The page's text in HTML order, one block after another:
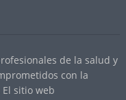
de la salud y
con la
sitio web